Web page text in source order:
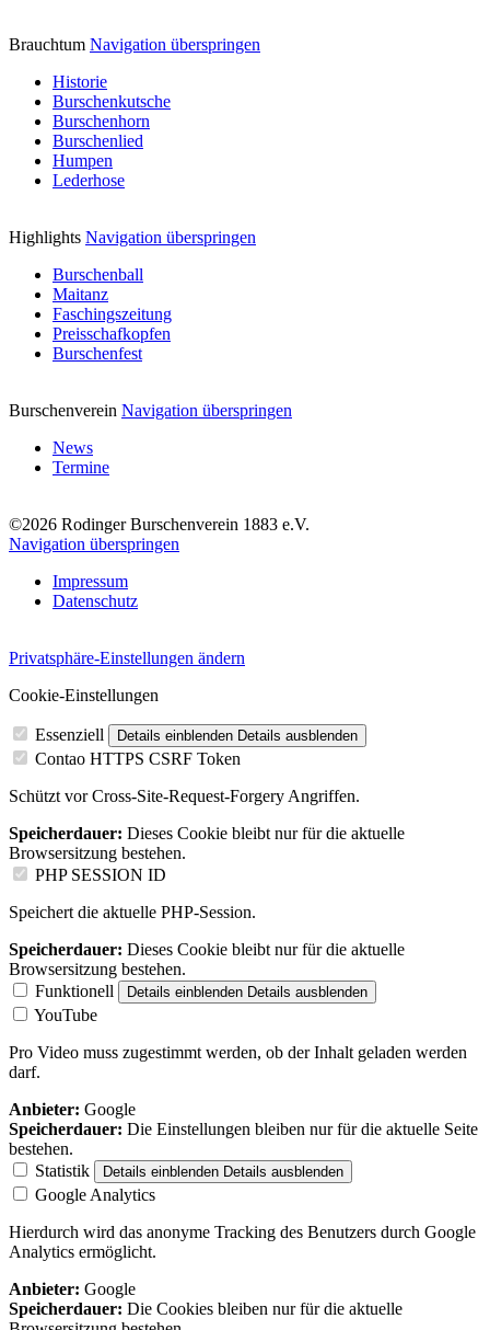
Brauchtum Navigation überspringen
Historie
Burschenkutsche
Burschenhorn
Burschenlied
Humpen
Lederhose
Highlights Navigation überspringen
Burschenball
Maitanz
Faschingszeitung
Preisschafkopfen
Burschenfest
Burschenverein Navigation überspringen
News
Termine
©2026 Rodinger Burschenverein 1883 e.V.
Navigation überspringen
Impressum
Datenschutz
Privatsphäre-Einstellungen ändern
Cookie-Einstellungen
Essenziell Details einblenden Details ausblenden
Contao HTTPS CSRF Token
Schützt vor Cross-Site-Request-Forgery Angriffen.
Speicherdauer: Dieses Cookie bleibt nur für die aktuelle
Browsersitzung bestehen.
PHP SESSION ID
Speichert die aktuelle PHP-Session.
Speicherdauer: Dieses Cookie bleibt nur für die aktuelle
Browsersitzung bestehen.
Funktionell
Details einblenden Details ausblenden
YouTube
Pro Video muss zugestimmt werden, ob der Inhalt geladen werden
darf.
Anbieter: Google
Speicherdauer: Die Einstellungen bleiben nur für die aktuelle Seite
bestehen.
Statistik
Details einblenden Details ausblenden
Google Analytics
Hierdurch wird das anonyme Tracking des Benutzers durch Google
Analytics ermöglicht.
Anbieter: Google
Speicherdauer: Die Cookies bleiben nur für die aktuelle